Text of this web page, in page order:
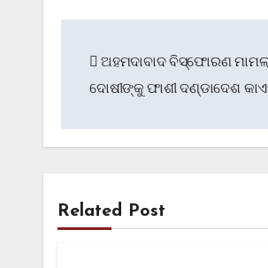
navigation
ଅହମଦାବାଦ ବିସ୍ଫୋରଣ
ଦୋଷୀଙ୍କୁ ଫାଶୀ ଦଣ୍ଡାଦେଶ
Related Post